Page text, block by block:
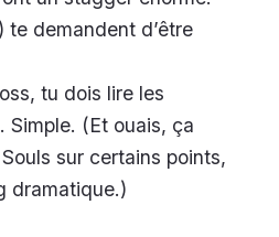
te demandent d’être
tu dois lire les
Simple. (Et ouais, ça
sur certains points,
dramatique.)